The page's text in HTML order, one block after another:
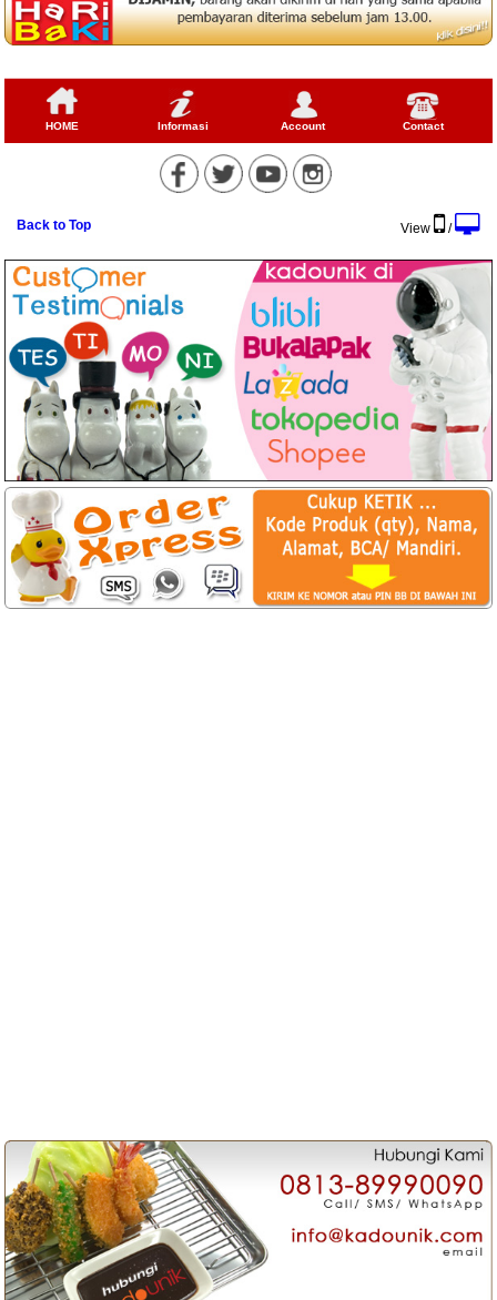
HOME Informasi Account Contact
Back to Top View /